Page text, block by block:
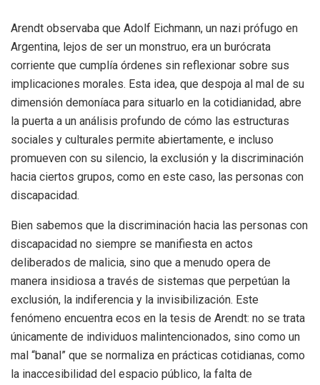
Arendt observaba que Adolf Eichmann, un nazi prófugo en
Argentina, lejos de ser un monstruo, era un burócrata
corriente que cumplía órdenes sin reflexionar sobre sus
implicaciones morales. Esta idea, que despoja al mal de su
dimensión demoníaca para situarlo en la cotidianidad, abre
la puerta a un análisis profundo de cómo las estructuras
sociales y culturales permite abiertamente, e incluso
promueven con su silencio, la exclusión y la discriminación
hacia ciertos grupos, como en este caso, las personas con
discapacidad.
Bien sabemos que la discriminación hacia las personas con
discapacidad no siempre se manifiesta en actos
deliberados de malicia, sino que a menudo opera de
manera insidiosa a través de sistemas que perpetúan la
exclusión, la indiferencia y la invisibilización. Este
fenómeno encuentra ecos en la tesis de Arendt: no se trata
únicamente de individuos malintencionados, sino como un
mal “banal” que se normaliza en prácticas cotidianas, como
la inaccesibilidad del espacio público, la falta de